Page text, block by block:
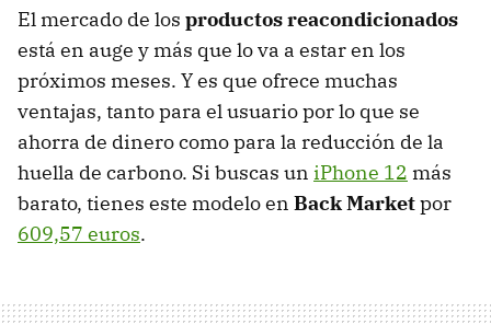
El mercado de los productos reacondicionados
está en auge y más que lo va a estar en los
próximos meses. Y es que ofrece muchas
ventajas, tanto para el usuario por lo que se
ahorra de dinero como para la reducción de la
huella de carbono. Si buscas un iPhone 12 más
barato, tienes este modelo en Back Marketpor
609,57 euros.